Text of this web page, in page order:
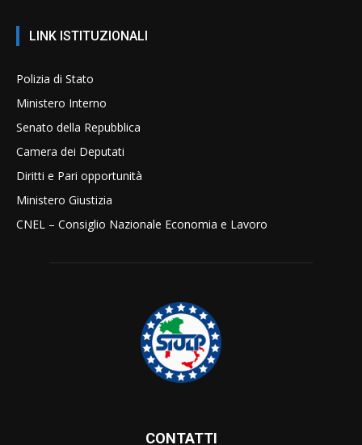
LINK ISTITUZIONALI
Polizia di Stato
Ministero Interno
Senato della Repubblica
Camera dei Deputati
Diritti e Pari opportunità
Ministero Giustizia
CNEL – Consiglio Nazionale Economia e Lavoro
CONTATTI